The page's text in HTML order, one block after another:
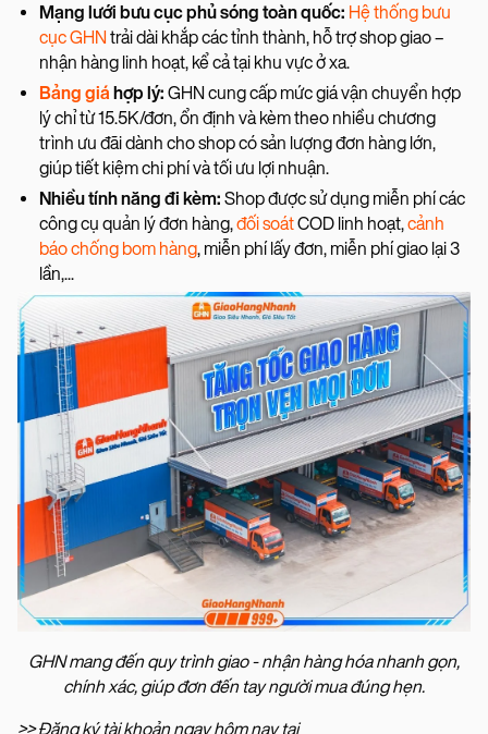
Mạng lưới bưu cục phủ sóng toàn quốc: Hệ thống bưu
cục GHNtrải dài khắp các tỉnh thành, hỗ trợ shop giao –
nhận hàng linh hoạt, kể cả tại khu vực ở xa.
Bảng giá hợp lý: GHN cung cấp mức giá vận chuyển hợp
lý chỉ từ 15.5K/đơn, ổn định và kèm theo nhiều chương
trình ưu đãi dành cho shop có sản lượng đơn hàng lớn,
giúp tiết kiệm chi phí và tối ưu lợi nhuận.
Nhiều tính năng đi kèm: Shop được sử dụng miễn phí các
công cụ quản lý đơn hàng,đối soátCOD linh hoạt,cảnh
báo chống bom hàng, miễn phí lấy đơn, miễn phí giao lại 3
lần,...
GHN mang đến quy trình giao - nhận hàng hóa nhanh gọn,
chính xác, giúp đơn đến tay người mua đúng hẹn.
>> Đăng ký tài khoản ngay hôm nay tại